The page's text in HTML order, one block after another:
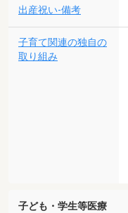
出産祝い-備考
子育て関連の独自の
取り組み
子ども・学生等医療